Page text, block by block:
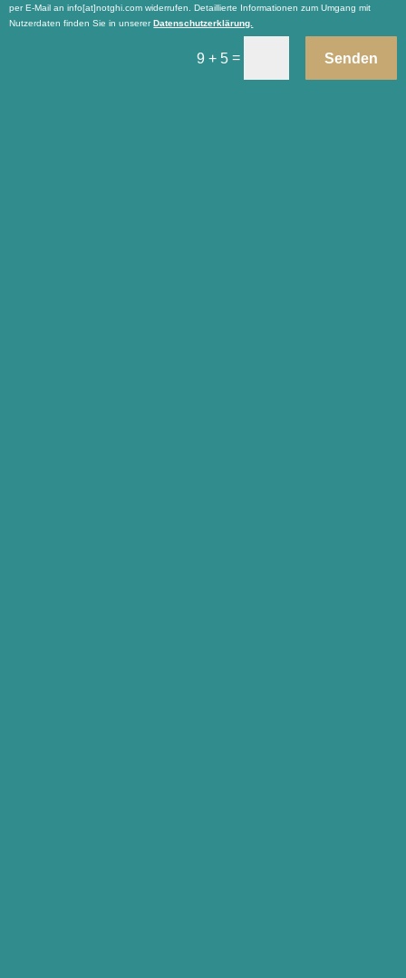
per E-Mail an info[at]notghi.com widerrufen. Detaillierte Informationen zum Umgang mit
Nutzerdaten finden Sie in unsererDatenschutzerklärung.
9 + 5 = Senden